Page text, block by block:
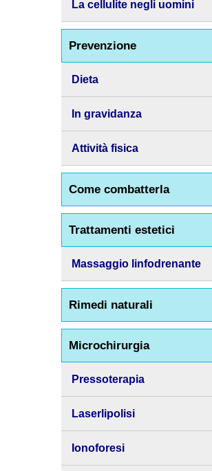
La cellulite negli uomini
Prevenzione
Dieta
In gravidanza
Attività fisica
Come combatterla
Trattamenti estetici
Massaggio linfodrenante
Rimedi naturali
Microchirurgia
Pressoterapia
Laserlipolisi
Ionoforesi